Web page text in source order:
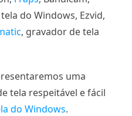
do Windows, Ezvid,
, gravador de tela
uma
tela respeitável e fácil
do Windows.